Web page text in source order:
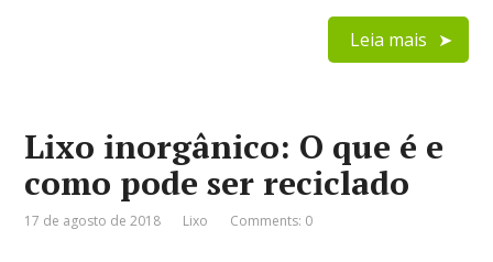
Leia mais
Lixo inorgânico: O que é e
como pode ser reciclado
17 de agosto de 2018 Lixo Comments: 0